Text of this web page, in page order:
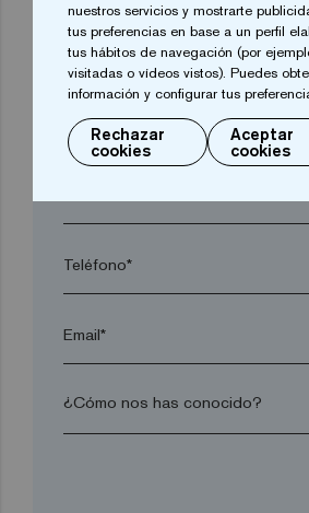
Localidad*
Código postal*
Teléfono*
Email*
nuestros servicios y mostrarte
tus preferencias en base a un perfil
tus hábitos de navegación (por
visitadas o vídeos vistos). Puedes
información y configurar tus
Rechazar
cookies
Aceptar
cookies